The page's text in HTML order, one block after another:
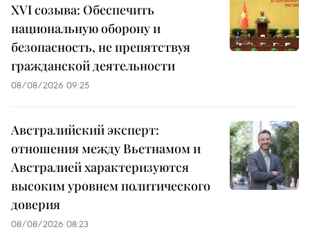
XVI созыва: Обеспечить
национальную оборону и
безопасность, не препятствуя
гражданской деятельности
08/08/2026 09:25
Австралийский эксперт:
отношения между Вьетнамом и
Австралией характеризуются
высоким уровнем политического
доверия
08/08/2026 08:23